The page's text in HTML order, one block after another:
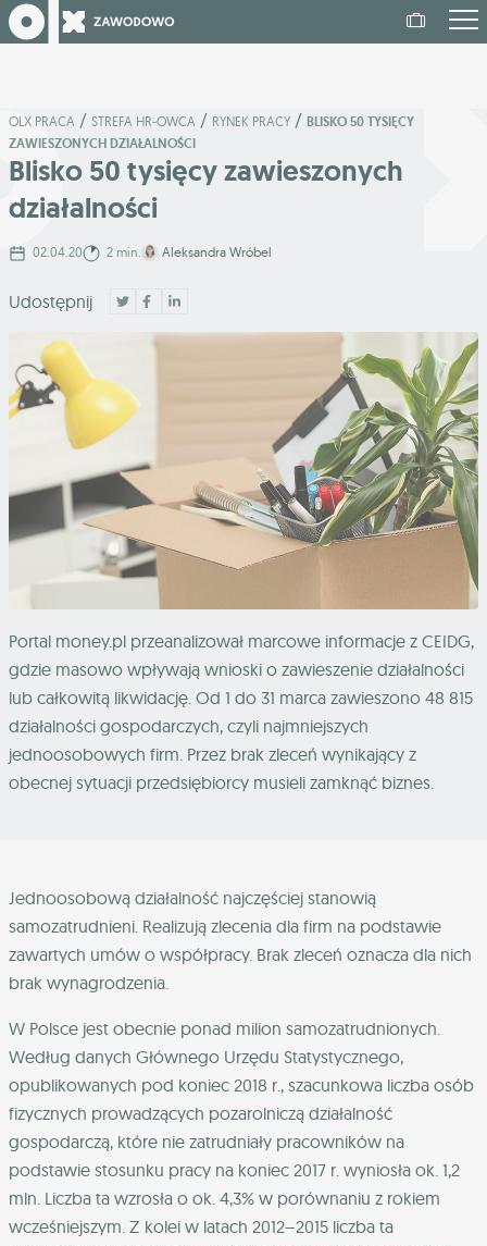
OLX PRACA / STREFA HR-OWCA / RYNEK PRACY / BLISKO 50 TYSIĘCY
ZAWIESZONYCH DZIAŁALNOŚCI
Blisko 50 tysięcy zawieszonych
działalności
02.04.20 2 min. Aleksandra Wróbel
Udostępnij
Portal money.pl przeanalizował marcowe informacje z CEIDG,
gdzie masowo wpływają wnioski o zawieszenie działalności
lub całkowitą likwidację. Od 1 do 31 marca zawieszono 48 815
działalności gospodarczych, czyli najmniejszych
jednoosobowych firm. Przez brak zleceń wynikający z
obecnej sytuacji przedsiębiorcy musieli zamknąć biznes.
Jednoosobową działalność najczęściej stanowią
samozatrudnieni. Realizują zlecenia dla firm na podstawie
zawartych umów o współpracy. Brak zleceń oznacza dla nich
brak wynagrodzenia.
W Polsce jest obecnie ponad milion samozatrudnionych.
Według danych Głównego Urzędu Statystycznego,
opublikowanych pod koniec 2018 r., szacunkowa liczba osób
fizycznych prowadzących pozarolniczą działalność
gospodarczą, które nie zatrudniały pracowników na
podstawie stosunku pracy na koniec 2017 r. wyniosła ok. 1,2
mln. Liczba ta wzrosła o ok. 4,3% w porównaniu z rokiem
wcześniejszym. Z kolei w latach 2012–2015 liczba ta